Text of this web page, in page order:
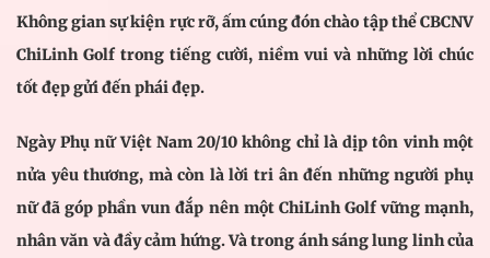
Không gian sự kiện rực rỡ, ấm cúng đón chào tập thể CBCNV
ChiLinh Golf trong tiếng cười, niềm vui và những lời chúc
tốt đẹp gửi đến phái đẹp.
Ngày Phụ nữ Việt Nam 20/10 không chỉ là dịp tôn vinh một
nửa yêu thương, mà còn là lời tri ân đến những người phụ
nữ đã góp phần vun đắp nên một ChiLinh Golf vững mạnh,
nhân văn và đầy cảm hứng. Và trong ánh sáng lung linh của